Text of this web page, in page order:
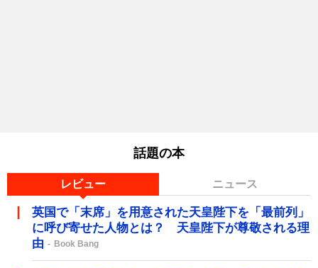
話題の本
レビュー ニュース
英国で「末席」を用意された天皇陛下を「最前列」
に呼び寄せた人物とは？ 天皇陛下が尊敬される理
由
Book Bang